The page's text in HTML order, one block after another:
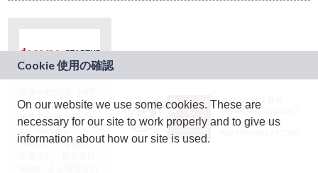
ドコモグループの新
規事業創出プログラ
ム「docomo
STARTUP」を通じて
JASRAC許諾番号：
9024936001Y45037
JASRAC許諾番号：
On our website we use some cookies. These are
necessary for our site to work properly and to give us
information about how our site is used.